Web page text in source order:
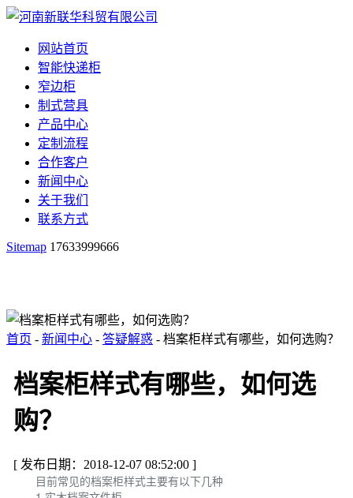
网站首页
智能快递柜
窄边柜
制式营具
产品中心
定制流程
合作客户
新闻中心
关于我们
联系方式
Sitemap 17633999666
首页 - 新闻中心 - 答疑解惑 - 档案柜样式有哪些，如何选购？
档案柜样式有哪些，如何选
购？
[ 发布日期：2018-12-07 08:52:00 ]
目前常见的档案柜样式主要有以下几种